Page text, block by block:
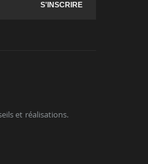
S'INSCRIRE
et réalisations.